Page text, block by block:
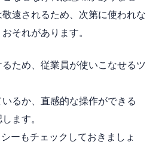
遠されるため、次第に使われな
それがあります。
ため、従業員が使いこなせるツ
るか、直感的な操作ができる
ます。
ーもチェックしておきましょ